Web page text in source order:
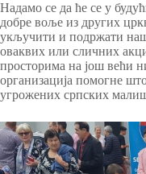
Надамо се да ће се у
добре воље из других
укључити и подржати
оваквих или сличних
просторима на још већи
организација помогне
угрожених српских